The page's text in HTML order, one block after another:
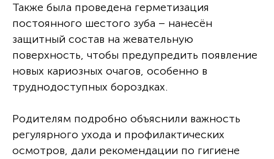
Также была проведена герметизация
постоянного шестого зуба – нанесён
защитный состав на жевательную
поверхность, чтобы предупредить появление
новых кариозных очагов, особенно в
труднодоступных бороздках.
Родителям подробно объяснили важность
регулярного ухода и профилактических
осмотров, дали рекомендации по гигиене